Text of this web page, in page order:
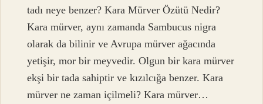
tadı neye benzer? Kara Mürver Özütü Nedir?
Kara mürver, aynı zamanda Sambucus nigra
olarak da bilinir ve Avrupa mürver ağacında
yetişir, mor bir meyvedir. Olgun bir kara mürver
ekşi bir tada sahiptir ve kızılcığa benzer. Kara
mürver ne zaman içilmeli? Kara mürver…